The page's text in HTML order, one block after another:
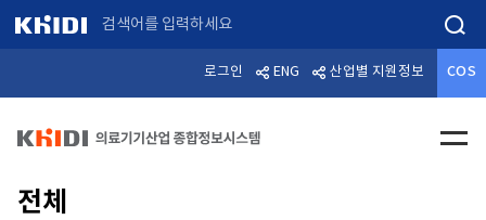
로그인 ENG 산업별 지원정보 COS
전체메
전체